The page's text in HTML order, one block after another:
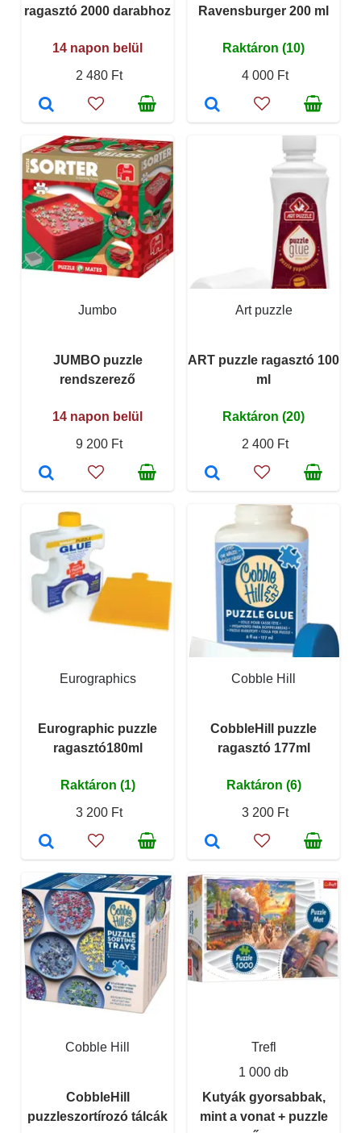
ragasztó 2000 darabhoz
14 napon belül
2 480 Ft
Ravensburger 200 ml
Raktáron (10)
4 000 Ft
Jumbo
JUMBO puzzle
rendszerező
14 napon belül
9 200 Ft
Art puzzle
ART puzzle ragasztó 100
ml
Raktáron (20)
2 400 Ft
Eurographics
Eurographic puzzle
ragasztó180ml
Raktáron (1)
3 200 Ft
Cobble Hill
CobbleHill puzzle
ragasztó 177ml
Raktáron (6)
3 200 Ft
Cobble Hill
CobbleHill
puzzleszortírozó tálcák
Trefl
1 000 db
Kutyák gyorsabbak,
mint a vonat + puzzle